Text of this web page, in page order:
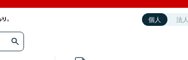
個人 法人